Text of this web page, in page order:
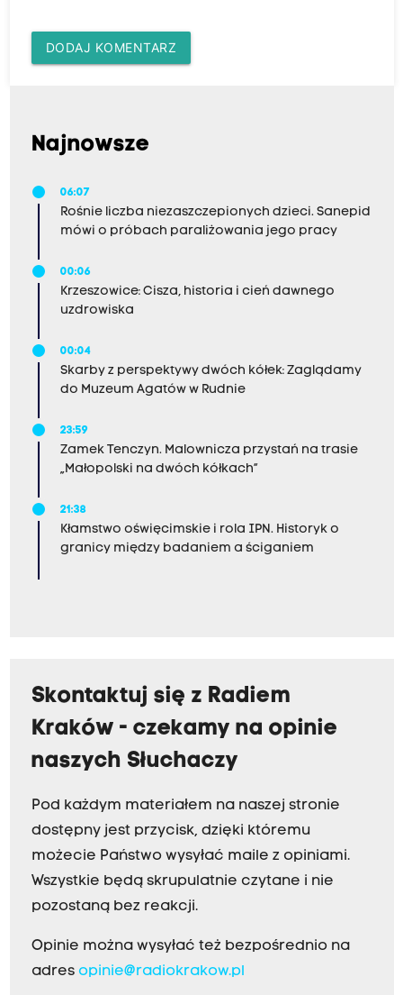
DODAJ KOMENTARZ
Najnowsze
06:07
Rośnie liczba niezaszczepionych dzieci. Sanepid
mówi o próbach paraliżowania jego pracy
00:06
Krzeszowice: Cisza, historia i cień dawnego
uzdrowiska
00:04
Skarby z perspektywy dwóch kółek: Zaglądamy
do Muzeum Agatów w Rudnie
23:59
Zamek Tenczyn. Malownicza przystań na trasie
„Małopolski na dwóch kółkach”
21:38
Kłamstwo oświęcimskie i rola IPN. Historyk o
granicy między badaniem a ściganiem
Skontaktuj się z Radiem
Kraków - czekamy na opinie
naszych Słuchaczy
Pod każdym materiałem na naszej stronie
dostępny jest przycisk, dzięki któremu
możecie Państwo wysyłać maile z opiniami.
Wszystkie będą skrupulatnie czytane i nie
pozostaną bez reakcji.
Opinie można wysyłać też bezpośrednio na
adres opinie@radiokrakow.pl